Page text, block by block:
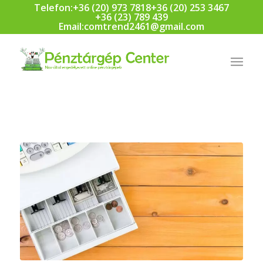
Telefon:+36 (20) 973 7818+36 (20) 253 3467
+36 (23) 789 439
Email:comtrend2461@gmail.com